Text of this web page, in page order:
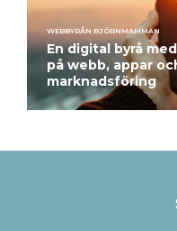
WEBBYRÅN BJÖRNMAMMAN
En digital byrå
på webb, appar
marknadsföring